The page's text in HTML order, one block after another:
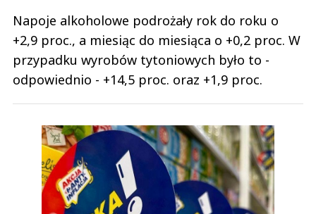
Napoje alkoholowe podrożały rok do roku o
+2,9 proc., a miesiąc do miesiąca o +0,2 proc. W
przypadku wyrobów tytoniowych było to -
odpowiednio - +14,5 proc. oraz +1,9 proc.